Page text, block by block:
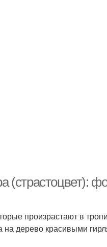
(страстоцвет):
произрастают в
на дерево красивыми